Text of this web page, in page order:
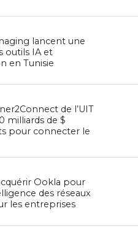
lancent une
outils IA et
en Tunisie
de l’UIT
milliards de $
pour connecter le
Ookla pour
des réseaux
les entreprises